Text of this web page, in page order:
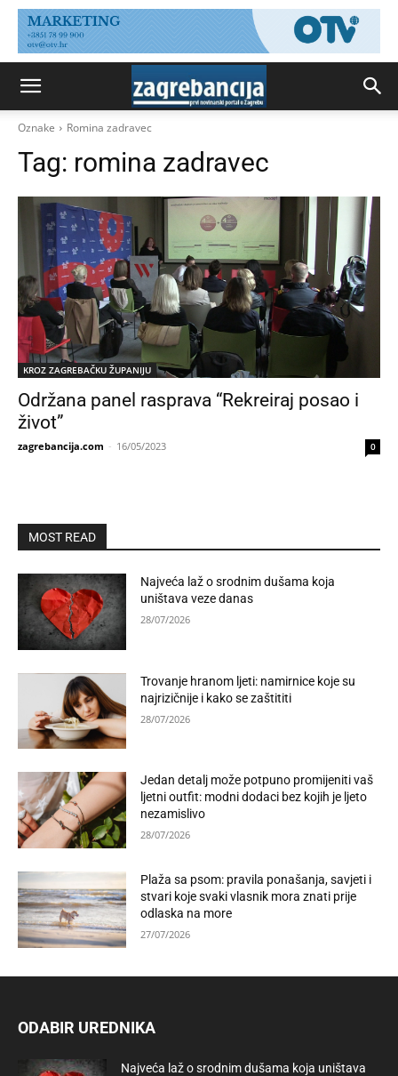
Oznake Romina zadravec
Tag: romina zadravec
KROZ ZAGREBAČKU ŽUPANIJU
Održana panel rasprava “Rekreiraj posao i
život”
zagrebancija.com - 16/05/2023 0
MOST READ
Najveća laž o srodnim dušama koja
uništava veze danas
28/07/2026
Trovanje hranom ljeti: namirnice koje su
najrizičnije i kako se zaštititi
28/07/2026
Jedan detalj može potpuno promijeniti vaš
ljetni outfit: modni dodaci bez kojih je ljeto
nezamislivo
28/07/2026
Plaža sa psom: pravila ponašanja, savjeti i
stvari koje svaki vlasnik mora znati prije
odlaska na more
27/07/2026
ODABIR UREDNIKA
Najveća laž o srodnim dušama koja uništava